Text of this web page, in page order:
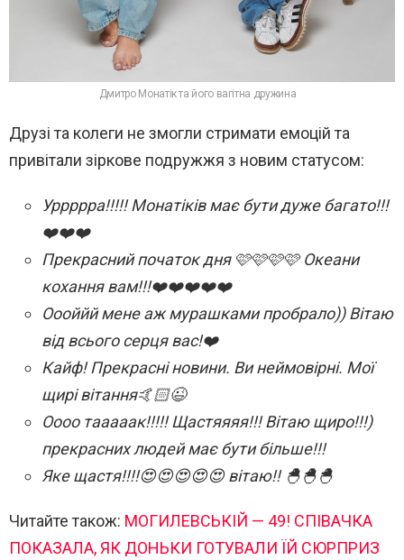
Дмитро Монатік та його вагітна дружина
Друзі та колеги не змогли стримати емоцій та
привітали зіркове подружжя з новим статусом:
Уррррра!!!!! Монатіків має бути дуже багато!!!
❤️❤️❤️
Прекрасний початок дня 🩷🩷🩷🩷 Океани
кохання вам!!!❤️❤️❤️❤️❤️
Оооййй мене аж мурашками пробрало)) Вітаю
від всього серця вас!❤️
Кайф! Прекрасні новини. Ви неймовірні. Мої
щирі вітання🤙🏻😉
Оооо тааааак!!!!! Щастяяяя!!! Вітаю щиро!!!)
прекрасних людей має бути більше!!!
Яке щастя!!!!😍😍😍😍😍 вітаю!! 🐣🐣🐣
Читайте також: МОГИЛЕВСЬКІЙ — 49! СПІВАЧКА
ПОКАЗАЛА, ЯК ДОНЬКИ ГОТУВАЛИ ЇЙ СЮРПРИЗ